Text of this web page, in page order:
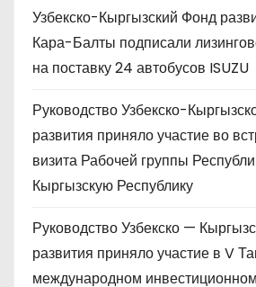
Узбекско-Кыргызский Фонд
Кара-Балты подписали
на поставку 24 автобусов ISUZU
Руководство Узбекско-
развития приняло участие во
визита Рабочей группы
Кыргызскую Республику
Руководство Узбекско —
развития приняло участие в V
международном